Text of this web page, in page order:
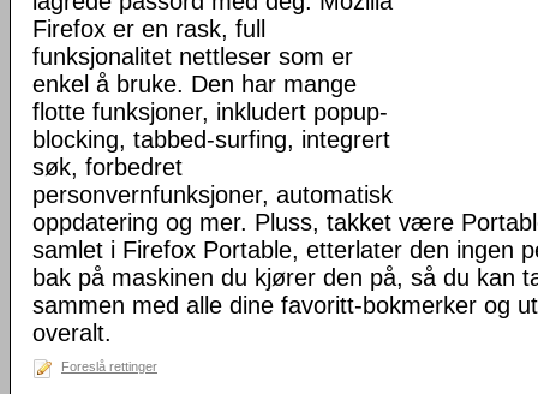
Firefox er en rask, full
funksjonalitet nettleser som er
enkel å bruke. Den har mange
flotte funksjoner, inkludert popup-
blocking, tabbed-surfing, integrert
søk, forbedret
personvernfunksjoner, automatisk
oppdatering og mer. Pluss, takket være
samlet i Firefox Portable, etterlater den ingen
bak på maskinen du kjører den på, så du kan
sammen med alle dine favoritt-bokmerker og
overalt.
Foreslå rettinger